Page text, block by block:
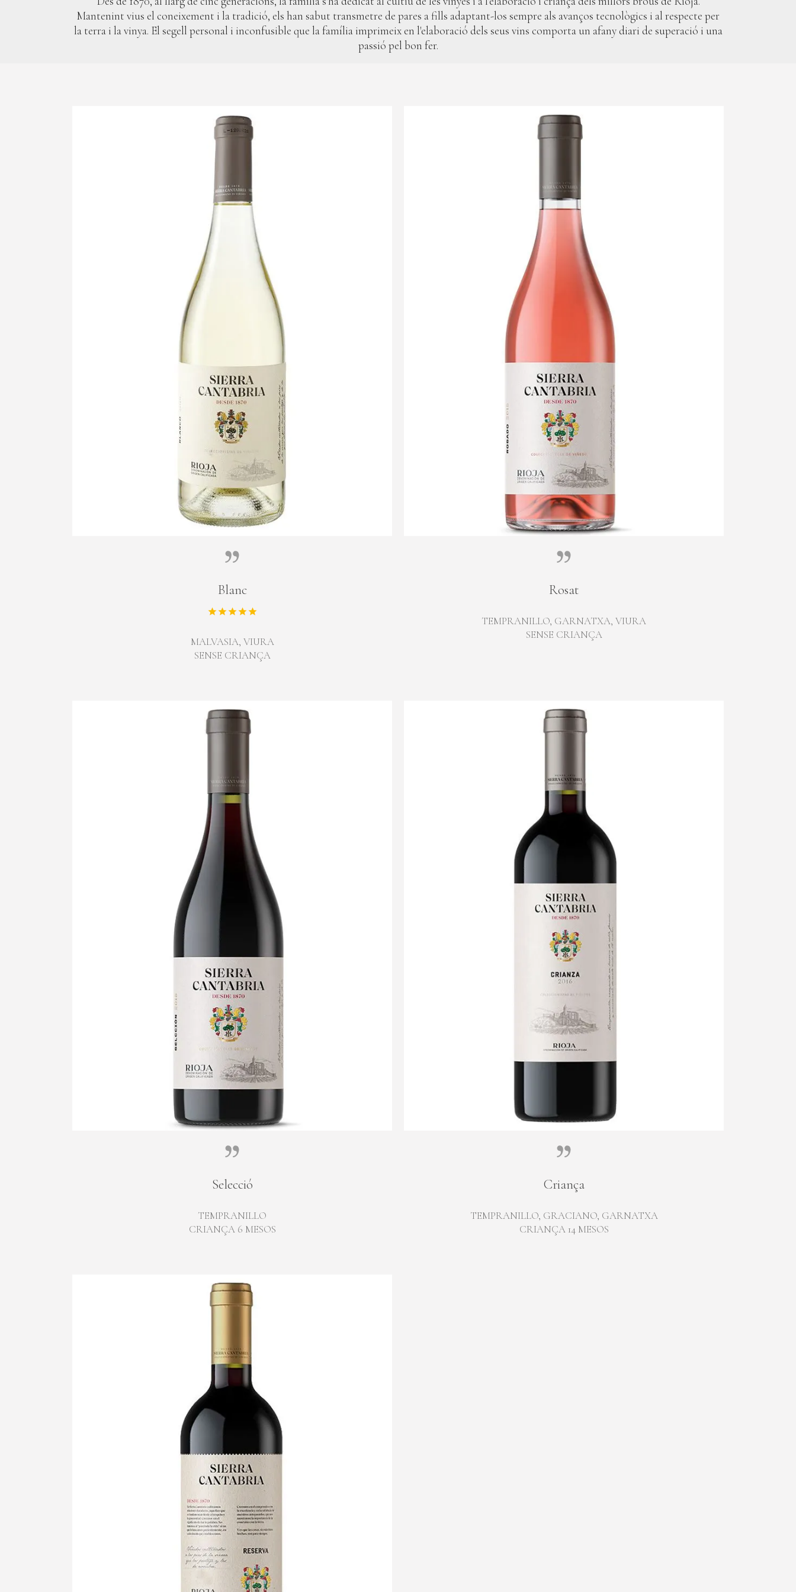
Mantenint vius el coneixement i la tradició, els han sabut transmetre de pares a fills adaptant-los sempre als avanços tecnològics i al respecte per
la terra i la vinya. El segell personal i inconfusible que la família imprimeix en l'elaboració dels seus vins comporta un afany diari de superació i una
passió pel bon fer.
Blanc
MALVASIA, VIURA
SENSE CRIANÇA
Rosat
TEMPRANILLO, GARNATXA, VIURA
SENSE CRIANÇA
Selecció
TEMPRANILLO
CRIANÇA 6 MESOS
Criança
TEMPRANILLO, GRACIANO, GARNATXA
CRIANÇA 14 MESOS